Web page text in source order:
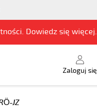
Dowiedz się więcej.
Zaloguj się
JZ